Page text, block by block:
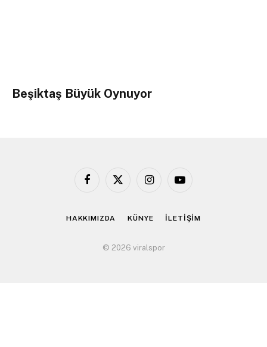
Beşiktaş Büyük Oynuyor
Facebook
X
InstagramYouTube
HAKKIMIZDA KÜNYE İLETİŞİM
© 2026 viralspor